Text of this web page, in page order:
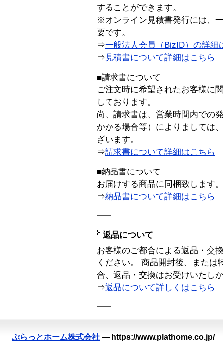
することができます。
※オンライン見積書発行には、
要です。
⇒一般法人会員（BizID）の詳細
⇒ 見積書について詳細はこちら
■請求書について
ご注文時に希望されたお客様に
しております。
尚、請求書は、営業時間内での
かかる場合等）によりましては
ざいます。
⇒請求書について詳細はこちら
■納品書について
お届けする商品に同梱致します。
⇒納品書について詳細はこちら
返品について
お客様のご都合による返品・交
ください。 商品開封後、または
合、返品・交換はお受けいたし
⇒返品について詳しくはこちら
ぷらっとホーム株式会社 — https://www.plathome.co.jp/